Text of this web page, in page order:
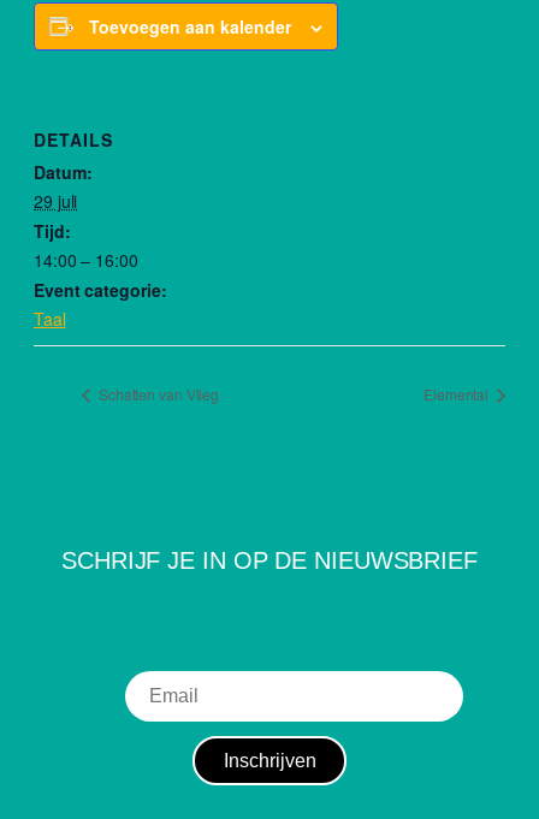
Toevoegen aan kalender
DETAILS
Datum:
29 juli
Tijd:
14:00 – 16:00
Event categorie:
Taal
Schatten van Vlieg Elemental
SCHRIJF JE IN OP DE NIEUWSBRIEF